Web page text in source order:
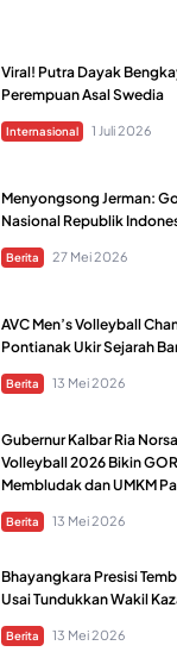
Viral! Putra Dayak
Perempuan Asal Swedia
Internasional 1 Juli 2026
Menyongsong Jerman:
Nasional Republik
Berita 27 Mei 2026
AVC Men’s Volleyball
Pontianak Ukir Sejarah
Berita 13 Mei 2026
Gubernur Kalbar Ria
Volleyball 2026 Bikin
Membludak dan UMKM
Berita 13 Mei 2026
Bhayangkara Presisi
Usai Tundukkan Wakil
Berita 13 Mei 2026